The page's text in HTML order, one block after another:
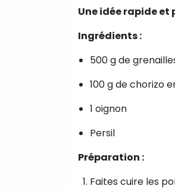
Une idée rapide et
Ingrédients :
500 g de
100 g de chorizo
1 oignon
Persil
Préparation :
Faites cuire les